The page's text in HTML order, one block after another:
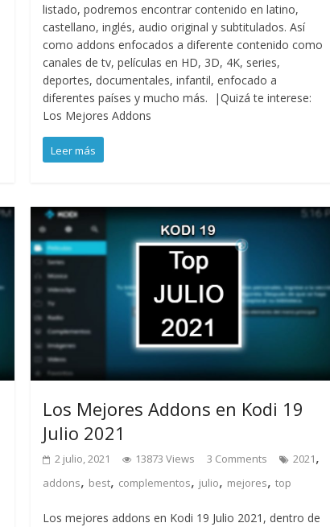
listado, podremos encontrar contenido en latino,
castellano, inglés, audio original y subtitulados. Así
como addons enfocados a diferente contenido como
canales de tv, películas en HD, 3D, 4K, series,
deportes, documentales, infantil, enfocado a
diferentes países y mucho más. |Quizá te interese:
Los Mejores Addons
Leer más
Los Mejores Addons en Kodi 19
Julio 2021
2 julio, 2021 13873 Views 3 Comments 2021,
addons, best, complementos, julio, mejores,top
Los mejores addons en Kodi 19 Julio 2021, dentro de